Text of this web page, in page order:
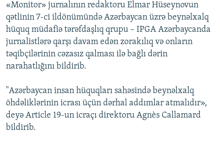
BIZIMLƏ ƏLAQƏ
XƏBƏR BÜLLETENLƏRIMIZ
«Monitor» jurnalının redaktoru Elmar Hüseynovun
qətlinin 7-ci ildönümündə Azərbaycan üzrə beynəlxalq
hüquq müdafiə tərəfdaşlıq qrupu – IPGA Azərbaycanda
jurnalistlərə qarşı davam edən zorakılıq və onların
təqibçilərinin cəzasız qalması ilə bağlı dərin
narahatlığını bildirib.
"Azərbaycan insan hüquqları sahəsində beynəlxalq
öhdəliklərinin icrası üçün dərhal addımlar atmalıdır»,
deyə Article 19-un icraçı direktoru Agnès Callamard
bildirib.